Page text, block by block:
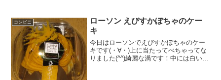
コンビニ
ローソン えびすかぼちゃのケー
キ
今日はローソンでえびすかぼちゃのケー
キです(・∀・)上に当たってべちゃってな
りました(^^)綺麗な渦です！中には白いク